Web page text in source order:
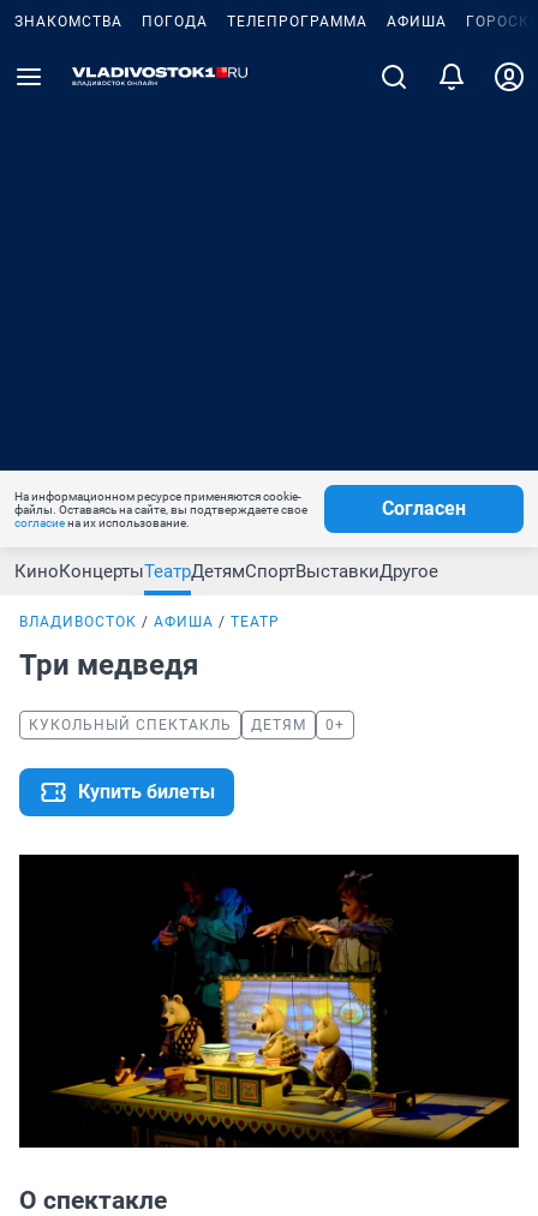
ЗНАКОМСТВА ПОГОДА ТЕЛЕПРОГРАММА АФИША
На информационном ресурсе применяются cookie-
файлы. Оставаясь на сайте, вы подтверждаете свое
согласиена их использование.
Согласен
КиноКонцертыТеатрДетямСпортВыставкиДругое
ВЛАДИВОСТОК АФИША ТЕАТР
Три медведя
КУКОЛЬНЫЙ СПЕКТАКЛЬ ДЕТЯМ 0+
Купить билеты
О спектакле